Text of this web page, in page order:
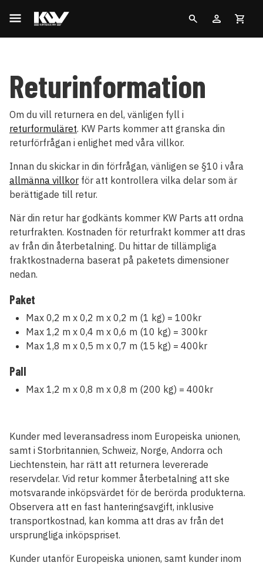
Returinformation
Om du vill returnera en del, vänligen fyll i
returformuläret. KW Parts kommer att granska din
returförfrågan i enlighet med våra villkor.
Innan du skickar in din förfrågan, vänligen se §10 i våra
allmänna villkor för att kontrollera vilka delar som är
berättigade till retur.
När din retur har godkänts kommer KW Parts att ordna
returfrakten. Kostnaden för returfrakt kommer att dras
av från din återbetalning. Du hittar de tillämpliga
fraktkostnaderna baserat på paketets dimensioner
nedan.
Paket
Max 0,2 m x 0,2 m x 0,2 m (1 kg) = 100kr
Max 1,2 m x 0,4 m x 0,6 m (10 kg) = 300kr
Max 1,8 m x 0,5 m x 0,7 m (15 kg) = 400kr
Pall
Max 1,2 m x 0,8 m x 0,8 m (200 kg) = 400kr
Kunder med leveransadress inom Europeiska unionen,
samt i Storbritannien, Schweiz, Norge, Andorra och
Liechtenstein, har rätt att returnera levererade
reservdelar. Vid retur kommer återbetalning att ske
motsvarande inköpsvärdet för de berörda produkterna.
Observera att en fast hanteringsavgift, inklusive
transportkostnad, kan komma att dras av från det
ursprungliga inköpspriset.
Kunder utanför Europeiska unionen, samt kunder inom